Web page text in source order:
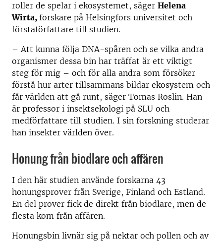
roller de spelar i ekosystemet, säger Helena
Wirta, forskare på Helsingfors universitet och
förstaförfattare till studien.
– Att kunna följa DNA-spåren och se vilka andra
organismer dessa bin har träffat är ett viktigt
steg för mig – och för alla andra som försöker
förstå hur arter tillsammans bildar ekosystem och
får världen att gå runt, säger Tomas Roslin. Han
är professor i insektsekologi på SLU och
medförfattare till studien. I sin forskning studerar
han insekter världen över.
Honung från biodlare och affären
I den här studien använde forskarna 43
honungsprover från Sverige, Finland och Estland.
En del prover fick de direkt från biodlare, men de
flesta kom från affären.
Honungsbin livnär sig på nektar och pollen och av